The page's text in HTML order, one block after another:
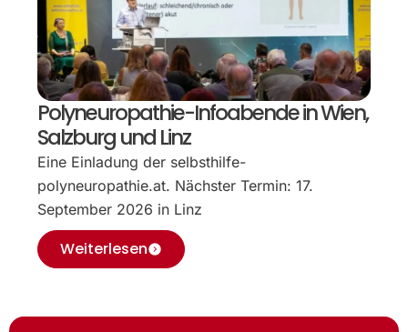
Polyneuropathie-Infoabende in Wien,
Salzburg und Linz
Eine Einladung der selbsthilfe-
polyneuropathie.at. Nächster Termin: 17.
September 2026 in Linz
Weiterlesen